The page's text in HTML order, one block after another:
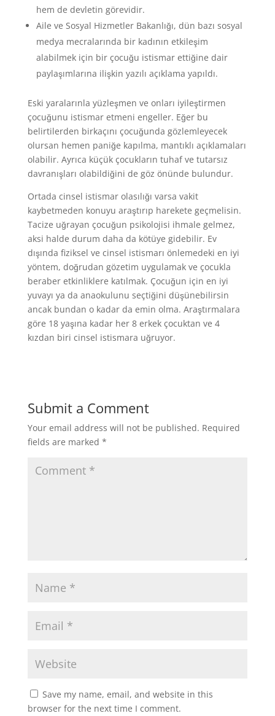
hem de devletin görevidir.
Aile ve Sosyal Hizmetler Bakanlığı, dün bazı sosyal
medya mecralarında bir kadının etkileşim
alabilmek için bir çocuğu istismar ettiğine dair
paylaşımlarına ilişkin yazılı açıklama yapıldı.
Eski yaralarınla yüzleşmen ve onları iyileştirmen
çocuğunu istismar etmeni engeller. Eğer bu
belirtilerden birkaçını çocuğunda gözlemleyecek
olursan hemen paniğe kapılma, mantıklı açıklamaları
olabilir. Ayrıca küçük çocukların tuhaf ve tutarsız
davranışları olabildiğini de göz önünde bulundur.
Ortada cinsel istismar olasılığı varsa vakit
kaybetmeden konuyu araştırıp harekete geçmelisin.
Tacize uğrayan çocuğun psikolojisi ihmale gelmez,
aksi halde durum daha da kötüye gidebilir. Ev
dışında fiziksel ve cinsel istismarı önlemedeki en iyi
yöntem, doğrudan gözetim uygulamak ve çocukla
beraber etkinliklere katılmak. Çocuğun için en iyi
yuvayı ya da anaokulunu seçtiğini düşünebilirsin
ancak bundan o kadar da emin olma. Araştırmalara
göre 18 yaşına kadar her 8 erkek çocuktan ve 4
kızdan biri cinsel istismara uğruyor.
Submit a Comment
Your email address will not be published. Required
fields are marked *
Save my name, email, and website in this
browser for the next time I comment.